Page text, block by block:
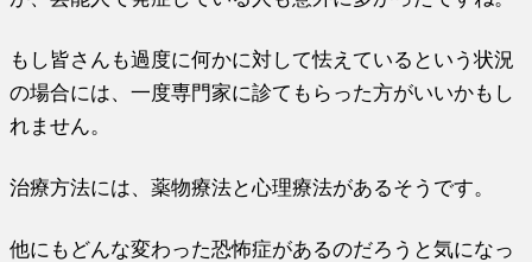
もし皆さんも過度に何かに対して怯えているという状況
の場合には、一度専門家に診てもらった方がいいかもし
れません。
治療方法には、薬物療法と心理療法があるそうです。
他にもどんな変わった恐怖症があるのだろうと気になっ